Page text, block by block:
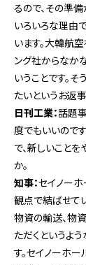
るので、その準
いろいろな理由
います。大韓航
ング社からなか
いうことです。
たいというお返
日刊工業：話題
度でもいいので
で、新しいこと
か。
知事：セイノー
観点で結ばせて
物資の輸送、物
ただくというよ
す。セイノーホ